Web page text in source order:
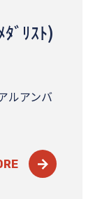
ﾞﾘｽﾄ)
ルアンバ